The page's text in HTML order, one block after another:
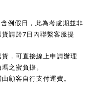
例假日，此為考慮期並非
貨請於7 日內聯繫客服提
，可直接線上申請辦理
之蜜負擔。
顧客自行支付運費。